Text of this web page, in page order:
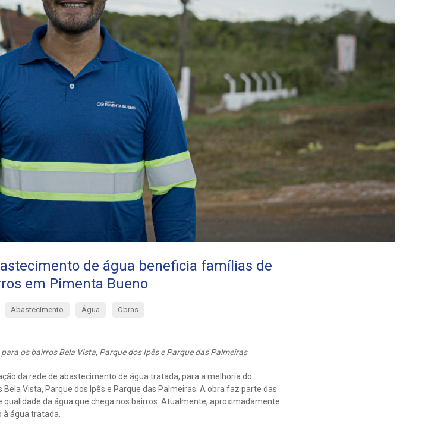
de água beneficia famílias de
em Pimenta Bueno
Abastecimento Água Obras
os bairros Bela Vista, Parque dos Ipês e Parque das Palmeiras
da rede de abastecimento de água tratada, para a melhoria do
Vista, Parque dos Ipês e Parque das Palmeiras. A obra faz parte das
da água que chega nos bairros. Atualmente, aproximadamente
à água tratada.